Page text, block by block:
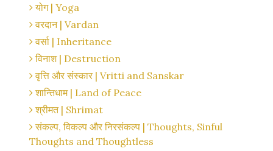
योग | Yoga
वरदान | Vardan
वर्सा | Inheritance
विनाश | Destruction
वृत्ति और संस्कार | Vritti and Sanskar
शान्तिधाम | Land of Peace
श्रीमत | Shrimat
संकल्प, विकल्प और निरसंकल्प | Thoughts, Sinful
Thoughts and Thoughtless